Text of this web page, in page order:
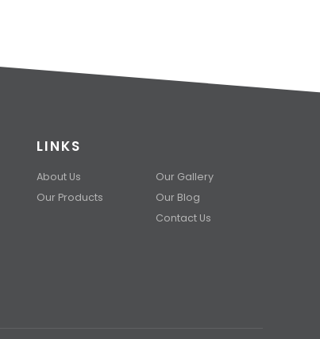
LINKS
About Us
Our Products
Our Gallery
Our Blog
Contact Us